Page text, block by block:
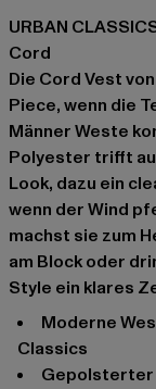
URBAN
Cord
Die Cord Vest
Piece, wenn die
Männer Weste
Polyester trifft
Look, dazu ein
wenn der Wind
machst sie zum
am Block oder
Style ein klares
Moderne Weste aus Kord für Herren von Urban
Classics